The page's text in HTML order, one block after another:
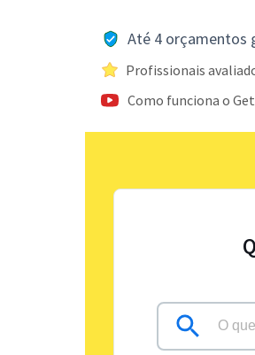
Até 4 orçamentos
Profissionais
Como funciona o